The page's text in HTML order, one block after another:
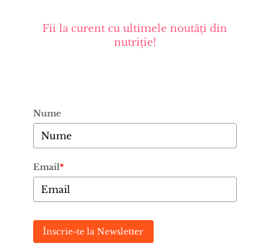
Fii la curent cu ultimele noutăți din
nutriție!
Nume
Email*
Înscrie-te la Newsletter